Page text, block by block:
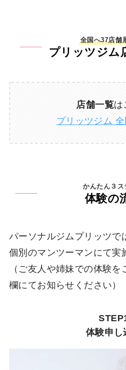
全国へ37店舗
プリッツジム
店舗一覧は
プリッツジム
かんたん３ス
体験の
パーソナルジムプリッツで
個別のマンツーマンにて実
（ご友人や姉妹での体験
欄にてお知らせください）
体験申し